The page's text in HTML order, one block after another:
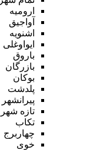
ارومیه
آواجیق
اشنویه
ایواوغلی
باروق
بازرگان
بوکان
پلدشت
پیرانشهر
تازه شهر
تکاب
چهاربرج
خوی